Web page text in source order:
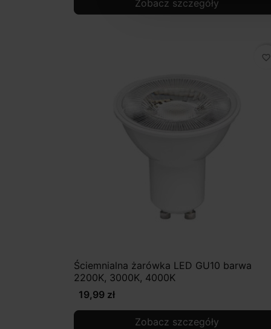
Zobacz szczegóły
favorite_border
Ściemnialna żarówka LED GU10 barwa
2200K, 3000K, 4000K
19,99 zł
Zobacz szczegóły